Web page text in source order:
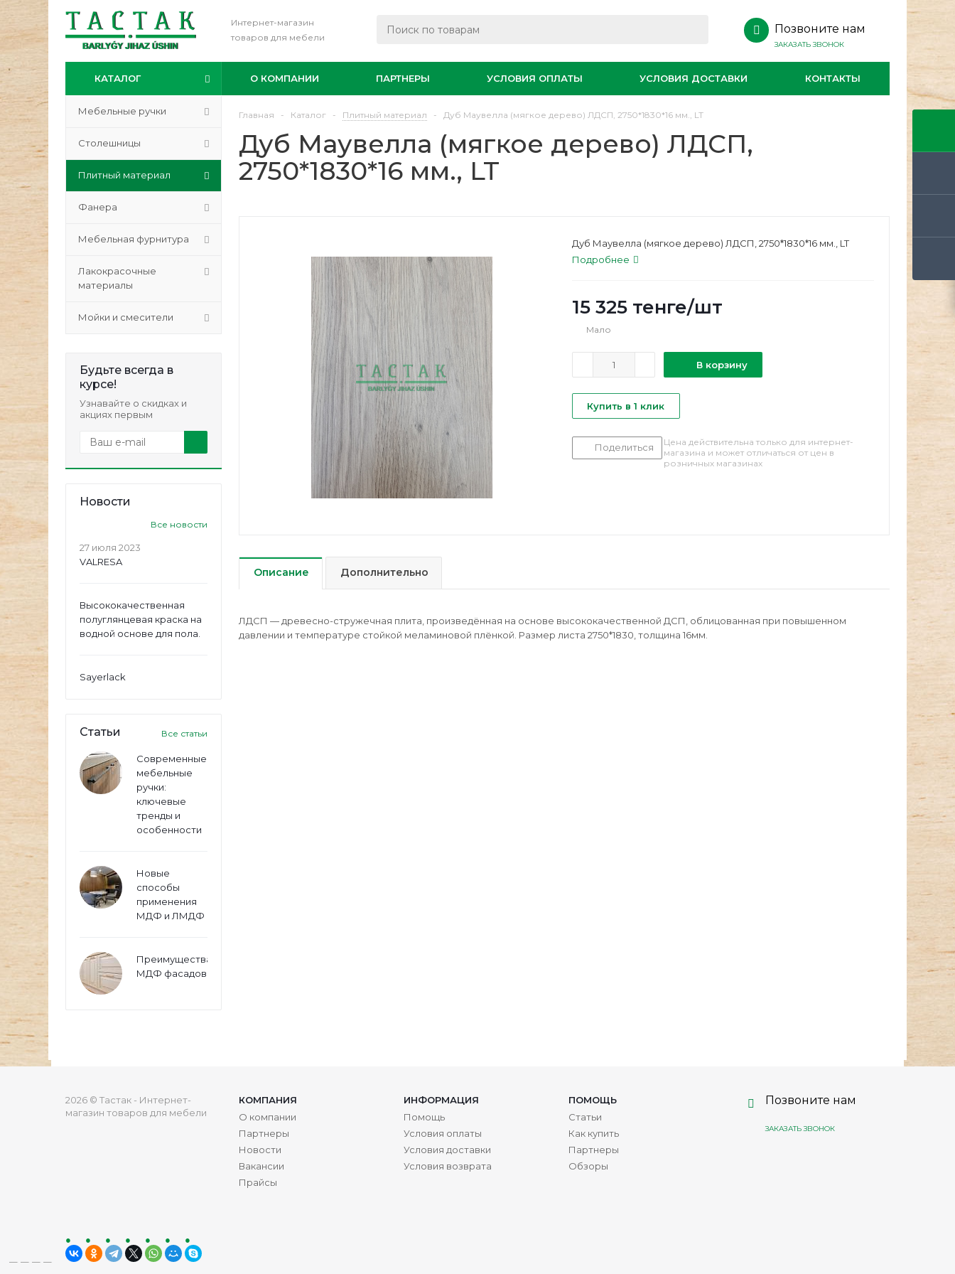
Интернет-магазин
товаров для мебели
Позвоните нам
ЗАКАЗАТЬ ЗВОНОК
КАТАЛОГ О КОМПАНИИ ПАРТНЕРЫ УСЛОВИЯ ОПЛАТЫ УСЛОВИЯ ДОСТАВКИ КОНТАКТЫ
Мебельные ручки
Столешницы
Плитный материал
Фанера
Мебельная фурнитура
Лакокрасочные
материалы
Мойки и смесители
Будьте всегда в
курсе!
Узнавайте о скидках и
акциях первым
Новости
Все новости
27 июля 2023
VALRESA
Высококачественная
полуглянцевая краска на
водной основе для пола.
Sayerlack
Статьи Все статьи
Современные
мебельные
ручки:
ключевые
тренды и
особенности
Новые
способы
применения
МДФ и ЛМДФ
Преимущества
МДФ фасадов
Главная - Каталог - Плитный материал - Дуб Маувелла (мягкое дерево) ЛДСП, 2750*1830*16 мм., LT
Дуб Маувелла (мягкое дерево) ЛДСП,
2750*1830*16 мм., LT
Дуб Маувелла (мягкое дерево) ЛДСП, 2750*1830*16 мм., LT
Подробнее
15 325 тенге/шт
Мало
В корзину
Купить в 1 клик
Поделиться
Цена действительна только для интернет-
магазина и может отличаться от цен в
розничных магазинах
Описание Дополнительно
ЛДСП — древесно-стружечная плита, произведённая на основе высококачественной ДСП, облицованная при повышенном
давлении и температуре стойкой меламиновой плёнкой. Размер листа 2750*1830, толщина 16мм.
2026 © Тастак - Интернет-
магазин товаров для мебели
КОМПАНИЯ ИНФОРМАЦИЯ
ПОМОЩЬ
О компании
Партнеры
Новости
Вакансии
Прайсы
Помощь
Условия оплаты
Условия доставки
Условия возврата
Статьи
Как купить
Партнеры
Обзоры
Позвоните нам
ЗАКАЗАТЬ ЗВОНОК